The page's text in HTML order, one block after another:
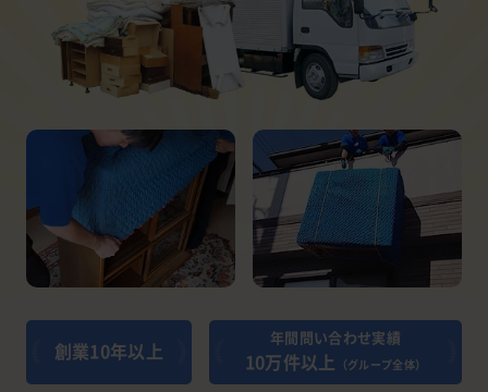
創業10年以上
年間問い合わせ実績
10万件以上 （グループ全体）